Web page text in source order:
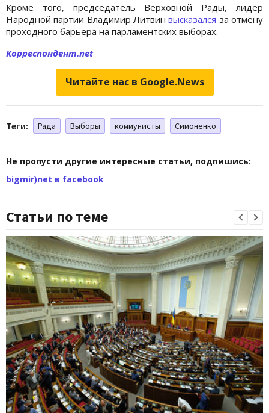
Кроме того, председатель Верховной Рады, лидер
Народной партии Владимир Литвинвысказался за отмену
проходного барьера на парламентских выборах.
Корреспондент.net
Читайте нас в Google.News
Теги: Рада Выборы коммунисты Симоненко
Не пропусти другие интересные статьи, подпишись:
bigmir)net в facebook
Статьи по теме